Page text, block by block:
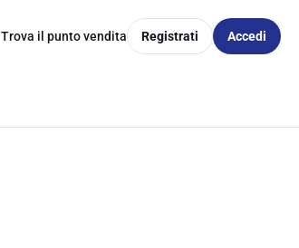
Trova il punto vendita Registrati Accedi